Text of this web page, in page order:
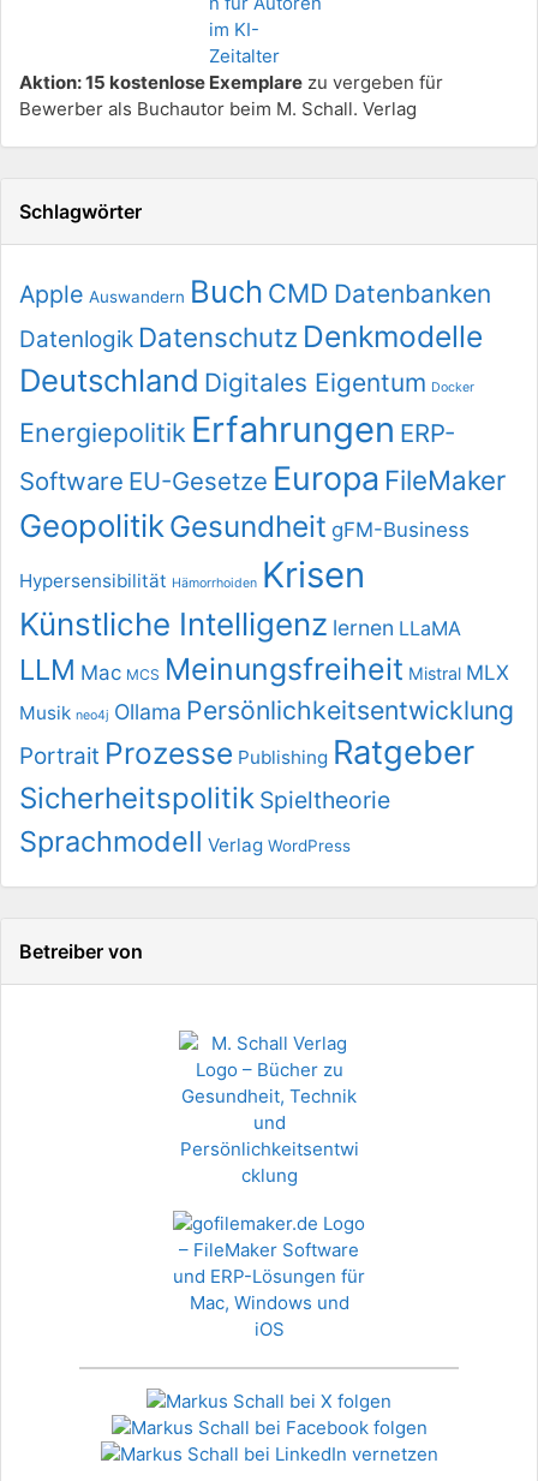
Aktion: 15 kostenlose Exemplare zu vergeben für
Bewerber als Buchautor beim M. Schall. Verlag
Schlagwörter
Apple Auswandern Buch CMD Datenbanken
Datenlogik Datenschutz Denkmodelle
Deutschland Digitales Eigentum Docker
Energiepolitik Erfahrungen ERP-
Software EU-Gesetze Europa FileMaker
GeopolitikGesundheit gFM-Business
Hypersensibilität Hämorrhoiden Krisen
Künstliche Intelligenz lernen LLaMA
LLM Mac MCS Meinungsfreiheit Mistral MLX
Musik neo4j Ollama Persönlichkeitsentwicklung
Portrait Prozesse Publishing Ratgeber
Sicherheitspolitik Spieltheorie
Sprachmodell Verlag WordPress
Betreiber von